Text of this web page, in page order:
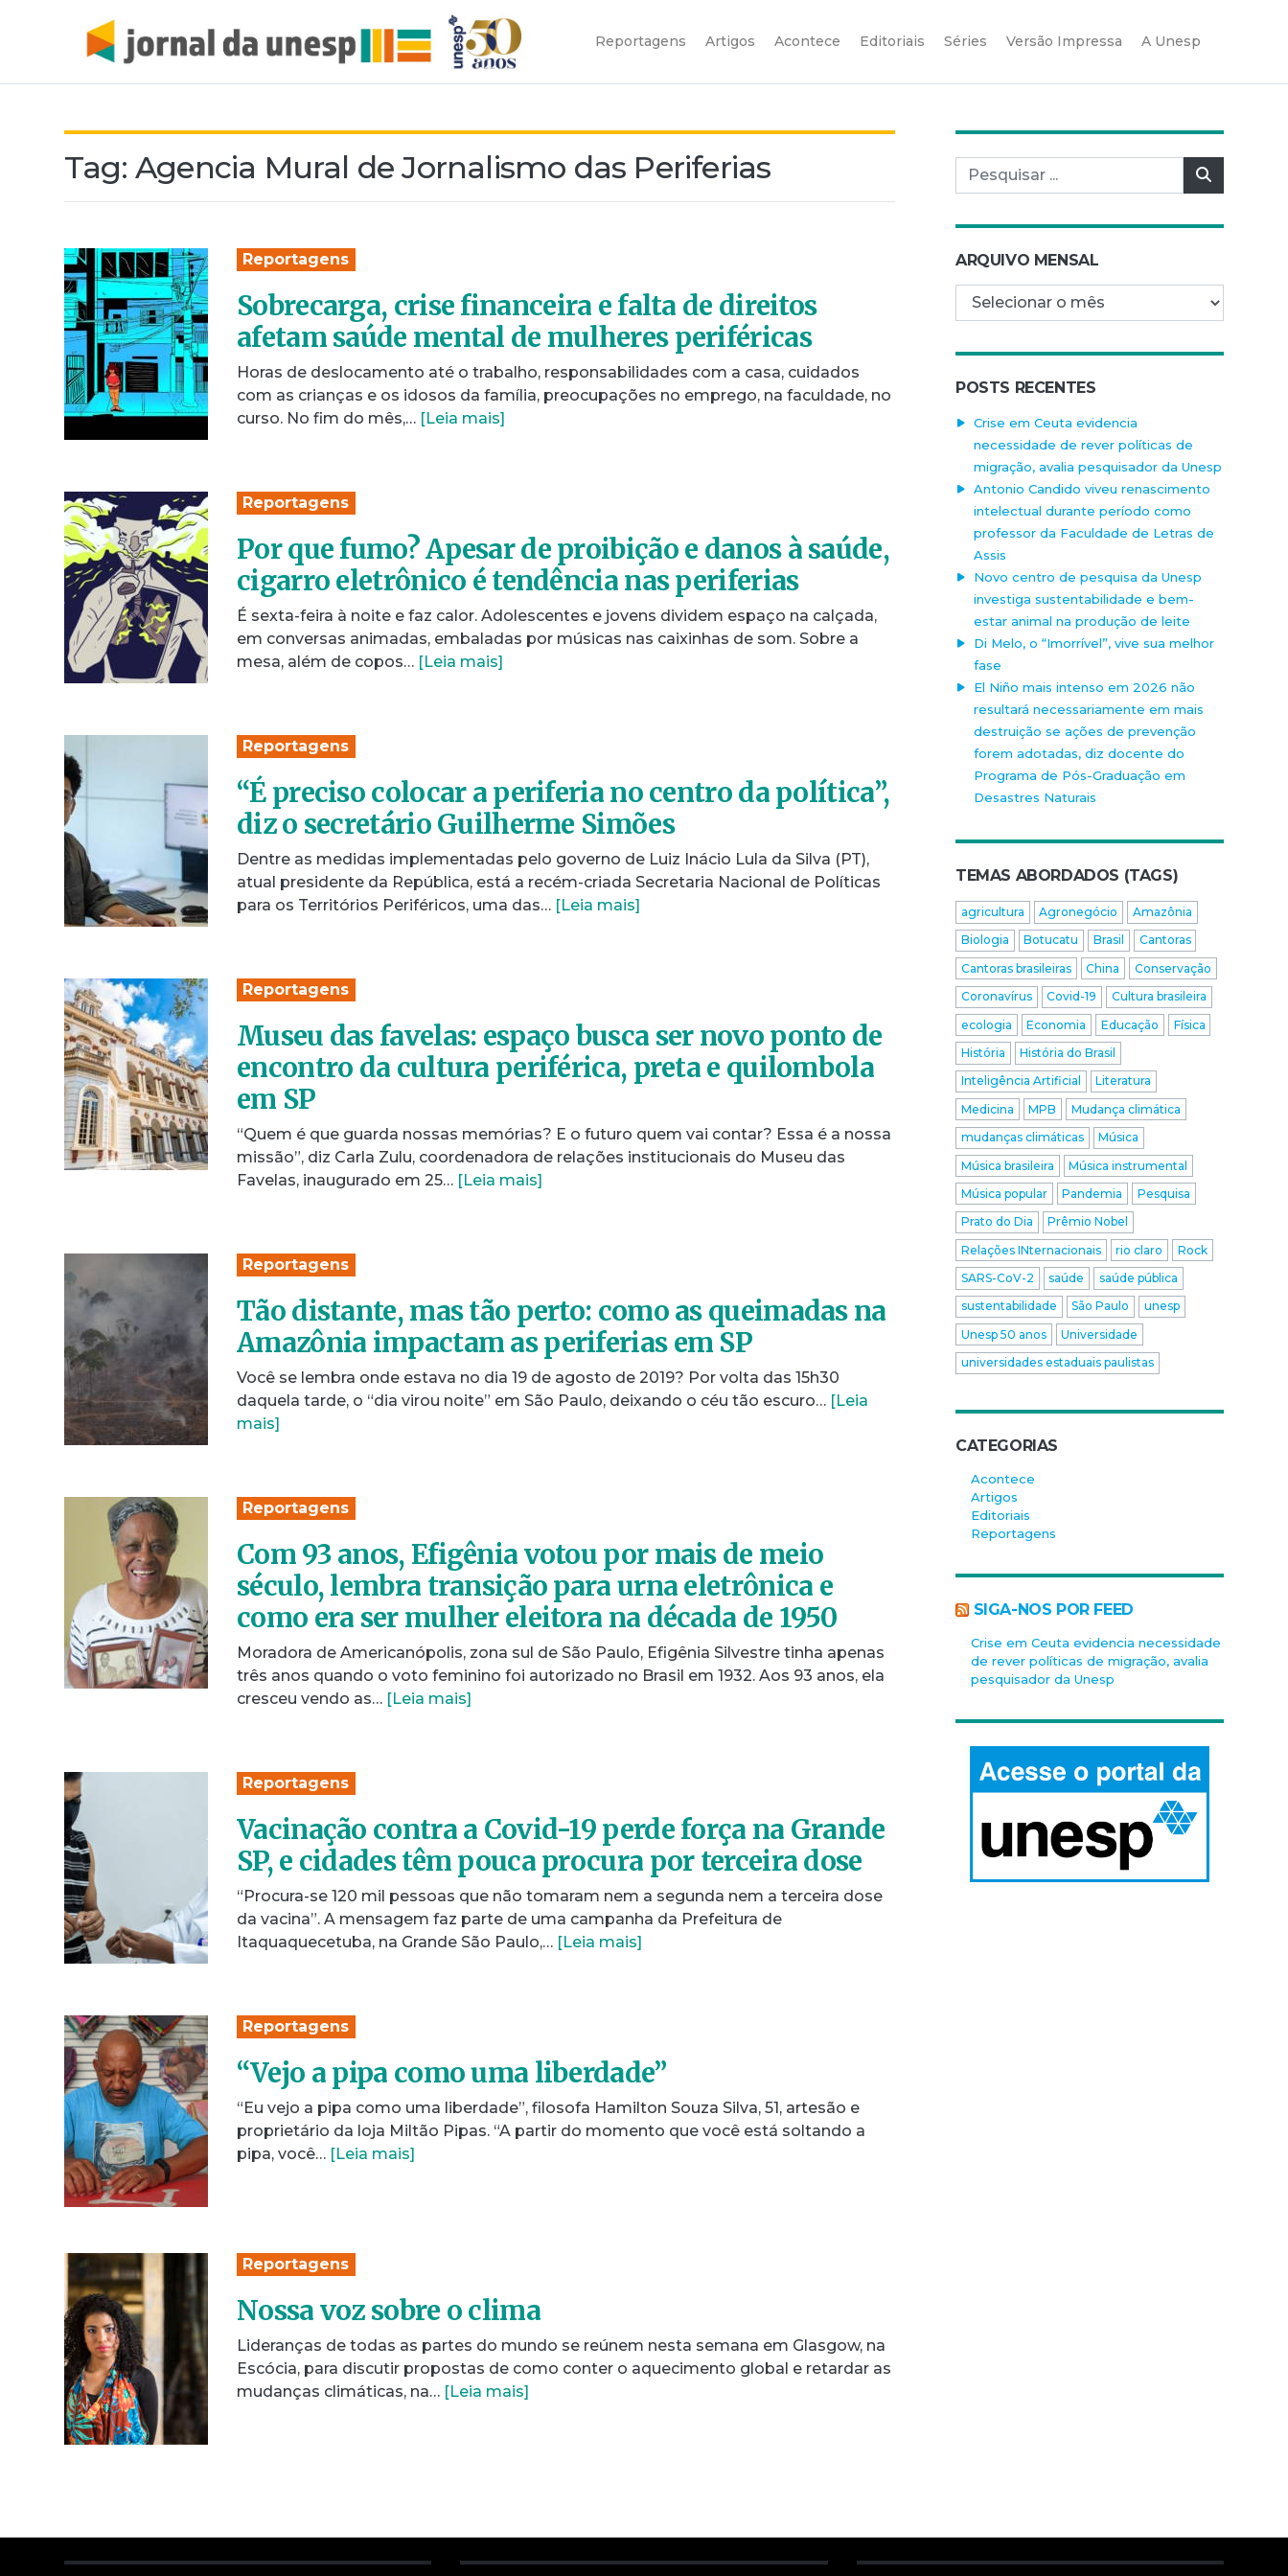
Reportagens Artigos Acontece Editoriais Séries Versão Impressa A Unesp
Tag: Agencia Mural de Jornalismo das Periferias
Reportagens
Sobrecarga, crise financeira e falta de direitos
afetam saúde mental de mulheres periféricas
Horas de deslocamento até o trabalho, responsabilidades com a casa, cuidados
com as crianças e os idosos da família, preocupações no emprego, na faculdade, no
curso. No fim do mês,… [Leia mais]
Reportagens
Por que fumo? Apesar de proibição e danos à saúde,
cigarro eletrônico é tendência nas periferias
É sexta-feira à noite e faz calor. Adolescentes e jovens dividem espaço na calçada,
em conversas animadas, embaladas por músicas nas caixinhas de som. Sobre a
mesa, além de copos… [Leia mais]
Reportagens
“É preciso colocar a periferia no centro da política”,
diz o secretário Guilherme Simões
Dentre as medidas implementadas pelo governo de Luiz Inácio Lula da Silva (PT),
atual presidente da República, está a recém-criada Secretaria Nacional de Políticas
para os Territórios Periféricos, uma das… [Leia mais]
Reportagens
Museu das favelas: espaço busca ser novo ponto de
encontro da cultura periférica, preta e quilombola
em SP
“Quem é que guarda nossas memórias? E o futuro quem vai contar? Essa é a nossa
missão”, diz Carla Zulu, coordenadora de relações institucionais do Museu das
Favelas, inaugurado em 25… [Leia mais]
Reportagens
Tão distante, mas tão perto: como as queimadas na
Amazônia impactam as periferias em SP
Você se lembra onde estava no dia 19 de agosto de 2019? Por volta das 15h30
daquela tarde, o “dia virou noite” em São Paulo, deixando o céu tão escuro… [Leia
mais]
Reportagens
Com 93 anos, Efigênia votou por mais de meio
século, lembra transição para urna eletrônica e
como era ser mulher eleitora na década de 1950
Moradora de Americanópolis, zona sul de São Paulo, Efigênia Silvestre tinha apenas
três anos quando o voto feminino foi autorizado no Brasil em 1932. Aos 93 anos, ela
cresceu vendo as… [Leia mais]
Reportagens
Vacinação contra a Covid-19 perde força na Grande
SP, e cidades têm pouca procura por terceira dose
“Procura-se 120 mil pessoas que não tomaram nem a segunda nem a terceira dose
da vacina”. A mensagem faz parte de uma campanha da Prefeitura de
Itaquaquecetuba, na Grande São Paulo,… [Leia mais]
Reportagens
“Vejo a pipa como uma liberdade”
“Eu vejo a pipa como uma liberdade”, filosofa Hamilton Souza Silva, 51, artesão e
proprietário da loja Miltão Pipas. “A partir do momento que você está soltando a
pipa, você… [Leia mais]
Reportagens
Nossa voz sobre o clima
Lideranças de todas as partes do mundo se reúnem nesta semana em Glasgow, na
Escócia, para discutir propostas de como conter o aquecimento global e retardar as
mudanças climáticas, na… [Leia mais]
Pesquisar por:
ARQUIVO MENSAL
Arquivo mensal
POSTS RECENTES
Crise em Ceuta evidencia
necessidade de rever políticas de
migração, avalia pesquisador da Unesp
Antonio Candido viveu renascimento
intelectual durante período como
professor da Faculdade de Letras de
Assis
Novo centro de pesquisa da Unesp
investiga sustentabilidade e bem-
estar animal na produção de leite
Di Melo, o “Imorrível”, vive sua melhor
fase
El Niño mais intenso em 2026 não
resultará necessariamente em mais
destruição se ações de prevenção
forem adotadas, diz docente do
Programa de Pós-Graduação em
Desastres Naturais
TEMAS ABORDADOS (TAGS)
agricultura Agronegócio
Amazônia
Biologia
Botucatu Brasil
Cantoras
Cantoras brasileiras
China
Conservação
Coronavírus
Covid-19
Cultura brasileira
ecologia
Economia Educação
Física
História
História do Brasil
Inteligência Artificial
Literatura
Medicina
MPB
Mudança climática
mudanças climáticas
Música
Música brasileira
Música instrumental
Música popular
Pandemia
Pesquisa
Prato do Dia
Prêmio Nobel
Relações INternacionais
rio claro
Rock
SARS-CoV-2
saúde
saúde pública
sustentabilidade
São Paulo
unesp
Unesp 50 anos
Universidade
universidades estaduais paulistas
CATEGORIAS
Acontece
Artigos
Editoriais
Reportagens
SIGA-NOS POR FEED
Crise em Ceuta evidencia necessidade
de rever políticas de migração, avalia
pesquisador da Unesp